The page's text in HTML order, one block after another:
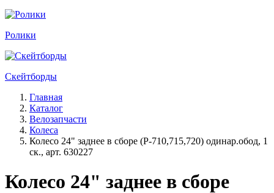
Ролики
Скейтборды
Главная
Каталог
Велозапчасти
Колеса
Колесо 24" заднее в сборе (Р-710,715,720) одинар.обод, 1
ск., арт. 630227
Колесо 24" заднее в сборе